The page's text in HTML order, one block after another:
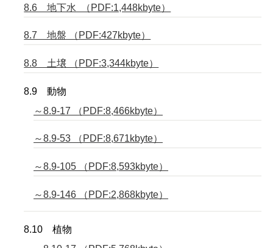
8.6 地下水 （PDF:1,448kbyte）
8.7 地盤 （PDF:427kbyte）
8.8 土壌 （PDF:3,344kbyte）
8.9 動物
～8.9-17 （PDF:8,466kbyte）
～8.9-53 （PDF:8,671kbyte）
～8.9-105 （PDF:8,593kbyte）
～8.9-146 （PDF:2,868kbyte）
8.10 植物